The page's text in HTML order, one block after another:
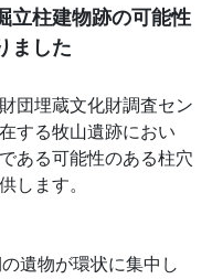
物跡の可能性
ました
団埋蔵文化財調査セン
する牧山遺跡におい
ある可能性のある柱穴
します。
遺物が環状に集中し